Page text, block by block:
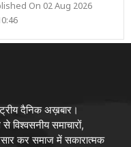
On 02 Aug 2026
दैनिक अख़बार।
विश्वसनीय समाचारों,
कर समाज में सकारात्मक